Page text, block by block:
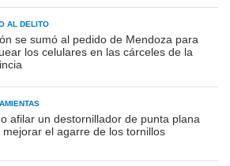
AL DELITO
se sumó al pedido de Mendoza para
los celulares en las cárceles de la
afilar un destornillador de punta plana
mejorar el agarre de los tornillos